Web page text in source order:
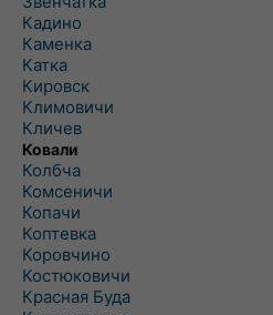
Кадино
Каменка
Катка
Кировск
Климовичи
Кличев
Ковали
Колбча
Комсеничи
Копачи
Коптевка
Коровчино
Костюковичи
Красная Буда